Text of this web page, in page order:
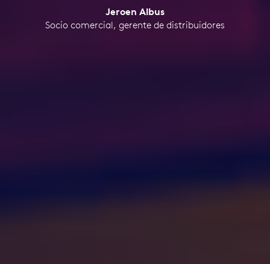
Jeroen Albus
Socio comercial, gerente de distribuidores